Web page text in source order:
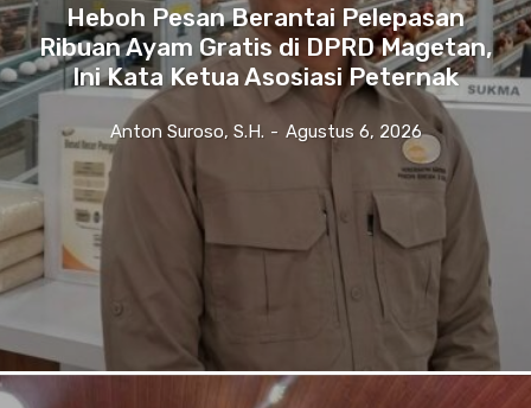
Heboh Pesan Berantai Pelepasan
Ribuan Ayam Gratis di DPRD Magetan,
Ini Kata Ketua Asosiasi Peternak
Anton Suroso, S.H. - Agustus 6, 2026